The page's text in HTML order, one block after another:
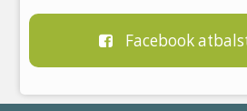
Facebook